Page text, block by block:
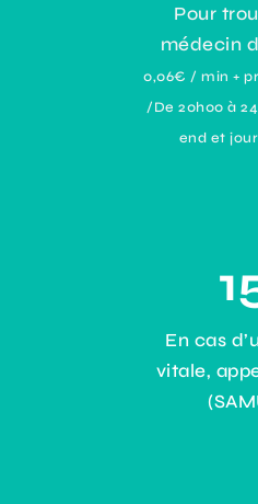
Pour
médecin
0,06€ / min +
/De 20h00 à
end et
En cas
vitale,